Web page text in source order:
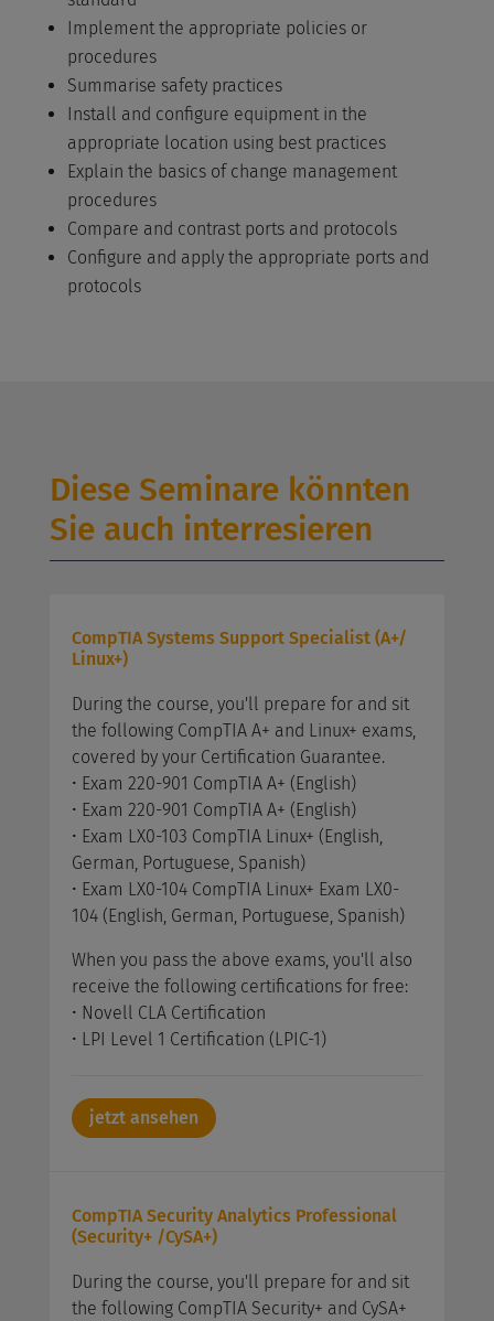
Implement the appropriate policies or
procedures
Summarise safety practices
Install and configure equipment in the
appropriate location using best practices
Explain the basics of change management
procedures
Compare and contrast ports and protocols
Configure and apply the appropriate ports and
protocols
Diese Seminare könnten
Sie auch interresieren
CompTIA Systems Support Specialist (A+/
Linux+)
During the course, you'll prepare for and sit
the following CompTIA A+ and Linux+ exams,
covered by your Certification Guarantee.
• Exam 220-901 CompTIA A+ (English)
• Exam 220-901 CompTIA A+ (English)
• Exam LX0-103 CompTIA Linux+ (English,
German, Portuguese, Spanish)
• Exam LX0-104 CompTIA Linux+ Exam LX0-
104 (English, German, Portuguese, Spanish)
When you pass the above exams, you'll also
receive the following certifications for free:
• Novell CLA Certification
• LPI Level 1 Certification (LPIC-1)
jetzt ansehen
CompTIA Security Analytics Professional
(Security+ /CySA+)
During the course, you'll prepare for and sit
the following CompTIA Security+ and CySA+